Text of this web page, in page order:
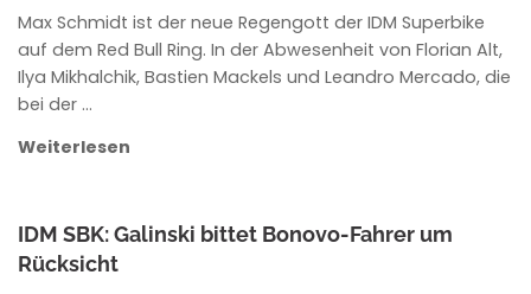
Max Schmidt ist der neue Regengott der IDM Superbike
auf dem Red Bull Ring. In der Abwesenheit von Florian Alt,
Ilya Mikhalchik, Bastien Mackels und Leandro Mercado, die
bei der …
Weiterlesen
IDM SBK: Galinski bittet Bonovo-Fahrer um
Rücksicht